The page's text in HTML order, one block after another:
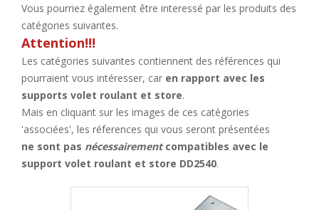
Vous pourriez également être interessé par les produits des
catégories suivantes.
Attention!!!
Les catégories suivantes contiennent des références qui
pourraient vous intéresser, car en rapport avec les
supports volet roulant et store.
Mais en cliquant sur les images de ces catégories
'associées', les réferences qui vous seront présentées
ne sont pas nécessairementcompatibles avec le
support volet roulant et store DD2540.